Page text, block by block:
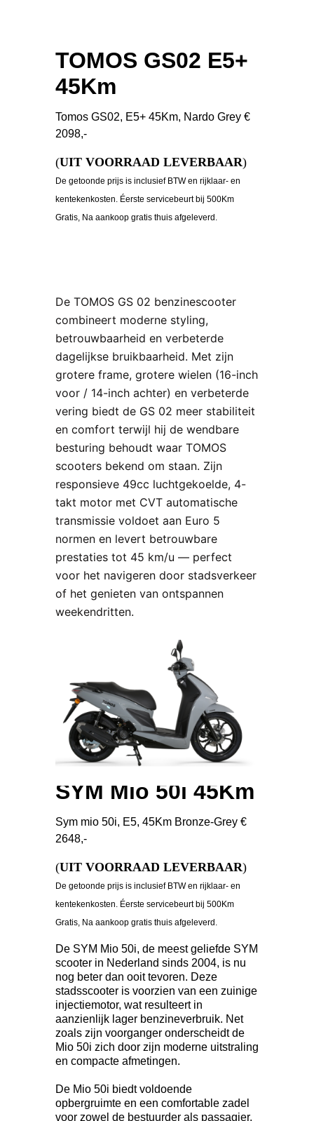
TOMOS GS02 E5+
45Km
Tomos GS02, E5+ 45Km, Nardo Grey €
2098,-
(UIT VOORRAAD LEVERBAAR)
De getoonde prijs is inclusief BTW en rijklaar- en
kentekenkosten. Éerste servicebeurt bij 500Km
Gratis, Na aankoop gratis thuis afgeleverd.
De TOMOS GS 02 benzinescooter
combineert moderne styling,
betrouwbaarheid en verbeterde
dagelijkse bruikbaarheid. Met zijn
grotere frame, grotere wielen (16-inch
voor / 14-inch achter) en verbeterde
vering biedt de GS 02 meer stabiliteit
en comfort terwijl hij de wendbare
besturing behoudt waar TOMOS
scooters bekend om staan. Zijn
responsieve 49cc luchtgekoelde, 4-
takt motor met CVT automatische
transmissie voldoet aan Euro 5
normen en levert betrouwbare
prestaties tot 45 km/u — perfect
voor het navigeren door stadsverkeer
of het genieten van ontspannen
weekendritten.
SYM Mio 50i 45Km
Sym mio 50i, E5, 45Km Bronze-Grey €
2648,-
(UIT VOORRAAD LEVERBAAR)
De getoonde prijs is inclusief BTW en rijklaar- en
kentekenkosten. Éerste servicebeurt bij 500Km
Gratis, Na aankoop gratis thuis afgeleverd.
De SYM Mio 50i, de meest geliefde SYM
scooter in Nederland sinds 2004, is nu
nog beter dan ooit tevoren. Deze
stadsscooter is voorzien van een zuinige
injectiemotor, wat resulteert in
aanzienlijk lager benzineverbruik. Net
zoals zijn voorganger onderscheidt de
Mio 50i zich door zijn moderne uitstraling
en compacte afmetingen.
De Mio 50i biedt voldoende
opbergruimte en een comfortable zadel
voor zowel de bestuurder als passagier.